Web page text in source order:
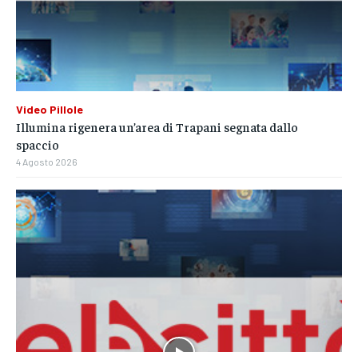
Video Pillole
Illumina rigenera un’area di Trapani segnata dallo
spaccio
4 Agosto 2026